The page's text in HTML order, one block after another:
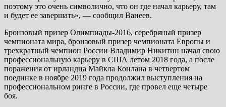
поэтому это очень символично, что он где начал карьеру, там
и будет ее завершать», — сообщил Ванеев.
Бронзовый призер Олимпиады-2016, серебряный призер
чемпионата мира, бронзовый призер чемпионата Европы и
трехкратный чемпион России Владимир Никитин начал свою
профессиональную карьеру в США летом 2018 года, а после
поражения от ирландца Майкла Конлана в четвертом
поединке в ноябре 2019 года продолжил выступления на
профессиональном ринге в России, где провел еще четыре
боя.